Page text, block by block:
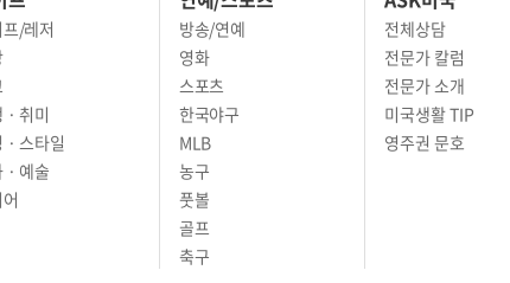
/레저
· 취미
· 스타일
· 예술
방송/연예
영화
스포츠
한국야구
MLB
농구
풋볼
골프
축구
전체상담
전문가 칼럼
전문가 소개
미국생활 TIP
영주권 문호